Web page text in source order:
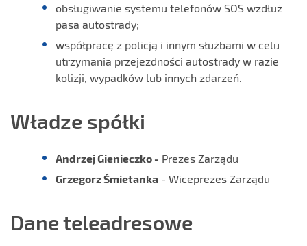
obsługiwanie systemu telefonów SOS wzdłuż
pasa autostrady;
współpracę z policją i innym służbami w celu
utrzymania przejezdności autostrady w razie
kolizji, wypadków lub innych zdarzeń.
Władze spółki
Andrzej Gienieczko - Prezes Zarządu
Grzegorz Śmietanka - Wiceprezes Zarządu
Dane teleadresowe